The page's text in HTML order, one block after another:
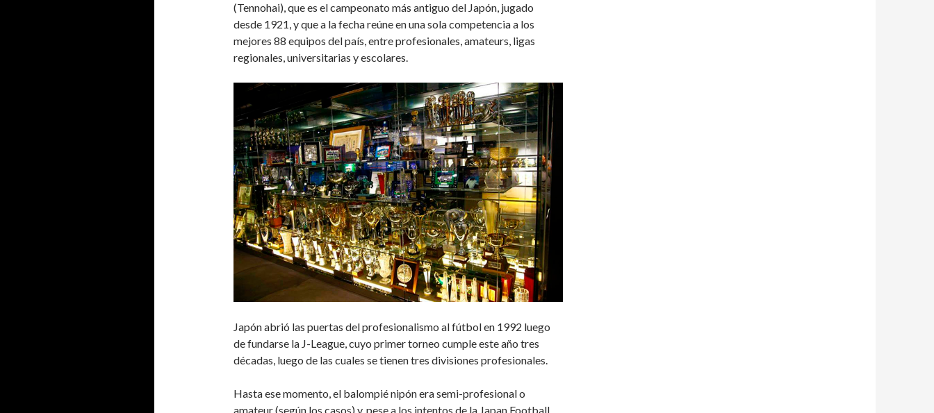
(Tennohai), que es el campeonato más antiguo del Japón, jugado
desde 1921, y que a la fecha reúne en una sola competencia a los
mejores 88 equipos del país, entre profesionales, amateurs, ligas
regionales, universitarias y escolares.
Japón abrió las puertas del profesionalismo al fútbol en 1992 luego
de fundarse la J-League, cuyo primer torneo cumple este año tres
décadas, luego de las cuales se tienen tres divisiones profesionales.
Hasta ese momento, el balompié nipón era semi-profesional o
amateur (según los casos) y, pese a los intentos de la Japan Football